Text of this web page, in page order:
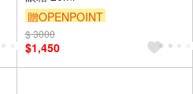
贈OPENPOINT
$ 3000
$1,450